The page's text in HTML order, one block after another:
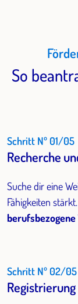
So
Schritt Nº 01/05
Recherche
Suche dir eine
Fähigkeiten
Schritt Nº 02/05